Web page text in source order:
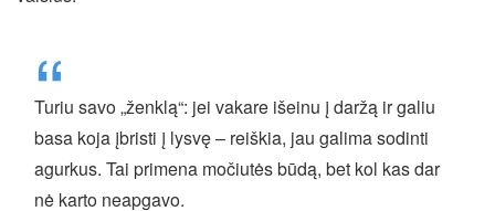
Turiu savo „ženklą“: jei vakare išeinu į daržą ir galiu
basa koja įbristi į lysvę – reiškia, jau galima sodinti
agurkus. Tai primena močiutės būdą, bet kol kas dar
nė karto neapgavo.